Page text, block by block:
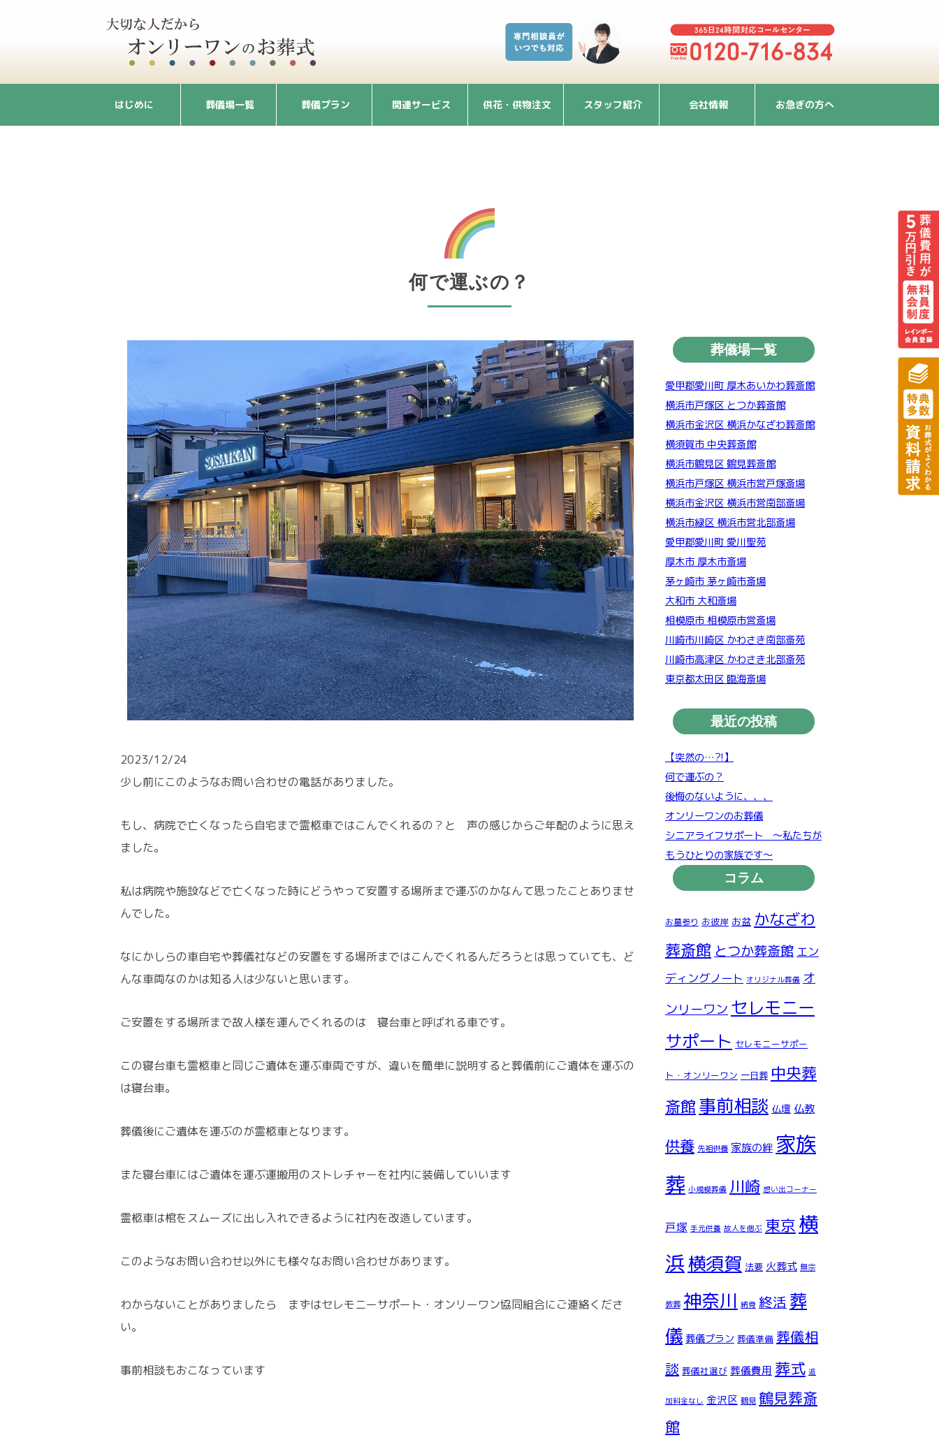
はじめに 葬儀場一覧 葬儀プラン 関連サービス 供花・供物注文 スタッフ紹介 会社情報 お急ぎの方へ
何で運ぶの？
2023/12/24
少し前にこのようなお問い合わせの電話がありました。
もし、病院で亡くなったら自宅まで霊柩車ではこんでくれるの？と 声の感じからご年配のように思え
ました。
私は病院や施設などで亡くなった時にどうやって安置する場所まで運ぶのかなんて思ったことありませ
んでした。
なにかしらの車自宅や葬儀社などの安置をする場所まではこんでくれるんだろうとは思っていても、ど
んな車両なのかは知る人は少ないと思います。
ご安置をする場所まで故人様を運んでくれるのは 寝台車と呼ばれる車です。
この寝台車も霊柩車と同じご遺体を運ぶ車両ですが、違いを簡単に説明すると葬儀前にご遺体を運ぶの
は寝台車。
葬儀後にご遺体を運ぶのが霊柩車となります。
また寝台車にはご遺体を運ぶ運搬用のストレチャーを社内に装備していいます
霊柩車は棺をスムーズに出し入れできるように社内を改造しています。
このようなお問い合わせ以外にも様々なお問い合わせがあります。
わからないことがありましたら まずはセレモニーサポート・オンリーワン協同組合にご連絡くださ
い。
事前相談もおこなっています
葬儀場一覧
愛甲郡愛川町 厚木あいかわ葬斎館
横浜市戸塚区 とつか葬斎館
横浜市金沢区 横浜かなざわ葬斎館
横須賀市 中央葬斎館
横浜市鶴見区 鶴見葬斎館
横浜市戸塚区 横浜市営戸塚斎場
横浜市金沢区 横浜市営南部斎場
横浜市緑区 横浜市営北部斎場
愛甲郡愛川町 愛川聖苑
厚木市 厚木市斎場
茅ヶ崎市 茅ヶ崎市斎場
大和市 大和斎場
相模原市 相模原市営斎場
川崎市川崎区 かわさき南部斎苑
川崎市高津区 かわさき北部斎苑
東京都太田区 臨海斎場
最近の投稿
【突然の…?!】
何で運ぶの？
後悔のないように、、、
オンリーワンのお葬儀
シニアライフサポート ～私たちが
もうひとりの家族です～
コラム
お墓参り お彼岸 お盆 かなざわ
葬斎館 とつか葬斎館 エン
ディングノート オリジナル葬儀 オ
ンリーワン セレモニー
サポート セレモニーサポー
ト・オンリーワン 一日葬 中央葬
斎館事前相談 仏壇 仏教
供養 先祖供養 家族の絆 家族
葬 小規模葬儀 川崎 想い出コーナー
戸塚 手元供養 故人を偲ぶ 東京横
浜横須賀 法要 火葬式 無宗
教葬 神奈川 納骨 終活 葬
儀 葬儀プラン 葬儀準備 葬儀相
談 葬儀社選び 葬儀費用 葬式 追
加料金なし 金沢区 鶴見 鶴見葬斎
館